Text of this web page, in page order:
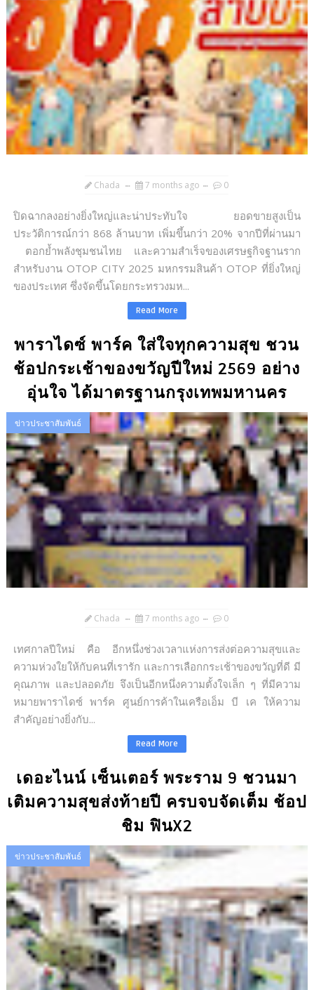
Chada 7 months ago 0
ปิดฉากลงอย่างยิ่งใหญ่และน่าประทับใจ ยอดขายสูงเป็น
ประวัติการณ์กว่า 868 ล้านบาท เพิ่มขึ้นกว่า 20% จากปีที่ผ่านมา
ตอกย้ำพลังชุมชนไทย และความสำเร็จของเศรษฐกิจฐานราก
สำหรับงาน OTOP CITY 2025 มหกรรมสินค้า OTOP ที่ยิ่งใหญ่
ของประเทศ ซึ่งจัดขึ้นโดยกระทรวงมห...
Read More
พาราไดซ์ พาร์ค ใส่ใจทุกความสุข ชวน
ช้อปกระเช้าของขวัญปีใหม่ 2569 อย่าง
อุ่นใจ ได้มาตรฐานกรุงเทพมหานคร
ข่าวประชาสัมพันธ์
Chada 7 months ago 0
เทศกาลปีใหม่ คือ อีกหนึ่งช่วงเวลาแห่งการส่งต่อความสุขและ
ความห่วงใยให้กับคนที่เรารัก และการเลือกกระเช้าของขวัญที่ดี มี
คุณภาพ และปลอดภัย จึงเป็นอีกหนึ่งความตั้งใจเล็ก ๆ ที่มีความ
หมายพาราไดซ์ พาร์ค ศูนย์การค้าในเครือเอ็ม บี เค ให้ความ
สำคัญอย่างยิ่งกับ...
Read More
เดอะไนน์ เซ็นเตอร์ พระราม 9 ชวนมา
เติมความสุขส่งท้ายปี ครบจบจัดเต็ม ช้อป
ชิม ฟินX2
ข่าวประชาสัมพันธ์